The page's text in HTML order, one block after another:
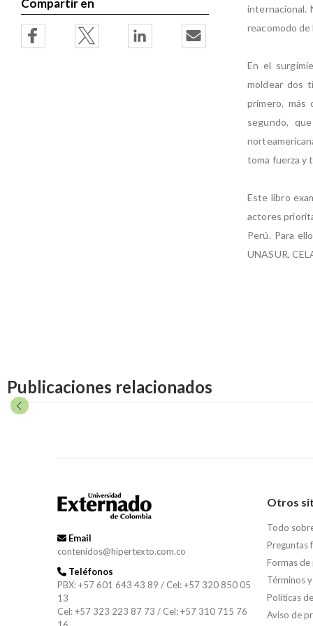
internacional.
reacomodo de
En el
moldear dos
primero, más
segundo,
toma fuerza y
Este libro
actores
Perú. Para
UNASUR,
Compartir en
Publicaciones relacionados
Email
contenidos@hipertexto.com.co
Teléfonos
PBX: +57 601 643 43 89 / Cel: +57 320 850 05
13
Cel: +57 323 223 87 73 / Cel: +57 310 715 76
Otros
Todo
Preguntas
Formas de
Términos
Políticas
Aviso de